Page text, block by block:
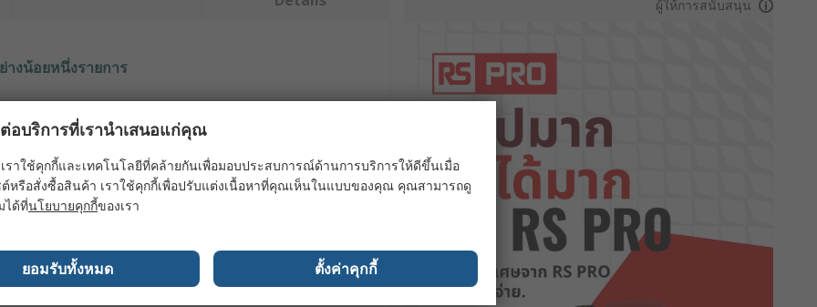
ผู้ให้การสนับสนุน
งน้อยหนึ่งรายการ
Work Sweatshirt
Unisex
อบริการที่เรานำเสนอแก่คุณ
ราใช้คุกกี้และเทคโนโลยีที่คล้ายกันเพื่อมอบประสบการณ์ด้านการบริการให้ดีขึ้นเมื่อ
หรือสั่งซื้อสินค้า เราใช้คุกกี้เพื่อปรับแต่งเนื้อหาที่คุณเห็นในแบบของคุณ คุณสามารถดู
ได้ที่นโยบายคุกกี้ของเรา
ยอมรับทั้งหมด ตั้งค่าคุกกี้